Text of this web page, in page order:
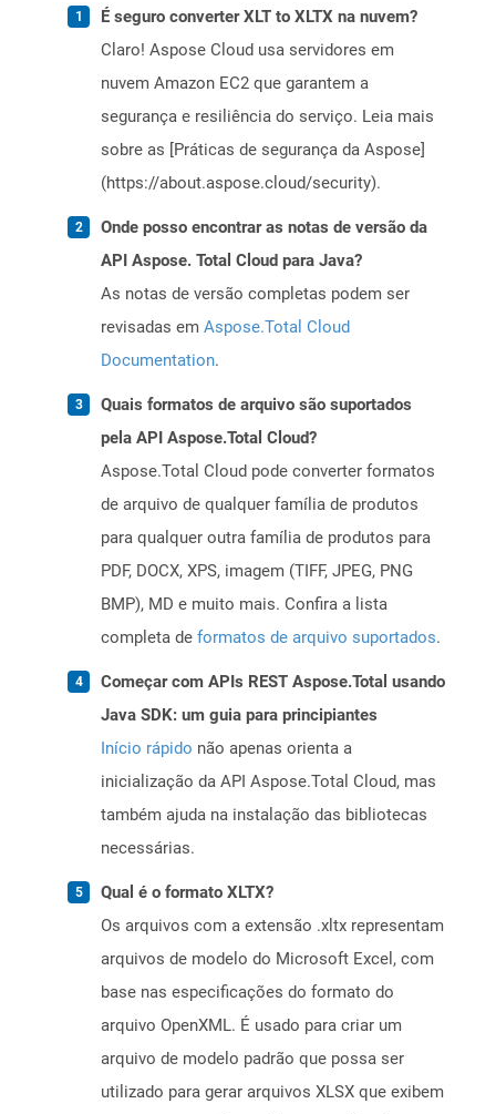
É seguro converter XLT to XLTX na nuvem?
Claro! Aspose Cloud usa servidores em
nuvem Amazon EC2 que garantem a
segurança e resiliência do serviço. Leia mais
sobre as [Práticas de segurança da Aspose]
(https://about.aspose.cloud/security).
Onde posso encontrar as notas de versão da
API Aspose. Total Cloud para Java?
As notas de versão completas podem ser
revisadas em Aspose.Total Cloud
Documentation.
Quais formatos de arquivo são suportados
pela API Aspose.Total Cloud?
Aspose.Total Cloud pode converter formatos
de arquivo de qualquer família de produtos
para qualquer outra família de produtos para
PDF, DOCX, XPS, imagem (TIFF, JPEG, PNG
BMP), MD e muito mais. Confira a lista
completa de formatos de arquivo suportados.
Começar com APIs REST Aspose.Total usando
Java SDK: um guia para principiantes
Início rápido não apenas orienta a
inicialização da API Aspose.Total Cloud, mas
também ajuda na instalação das bibliotecas
necessárias.
Qual é o formato XLTX?
Os arquivos com a extensão .xltx representam
arquivos de modelo do Microsoft Excel, com
base nas especificações do formato do
arquivo OpenXML. É usado para criar um
arquivo de modelo padrão que possa ser
utilizado para gerar arquivos XLSX que exibem